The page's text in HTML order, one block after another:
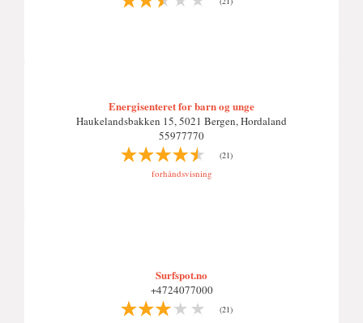
Energisenteret for barn og unge
Haukelandsbakken 15, 5021 Bergen, Hordaland
55977770
(21)
forhåndsvisning
Surfspot.no
+4724077000
(21)